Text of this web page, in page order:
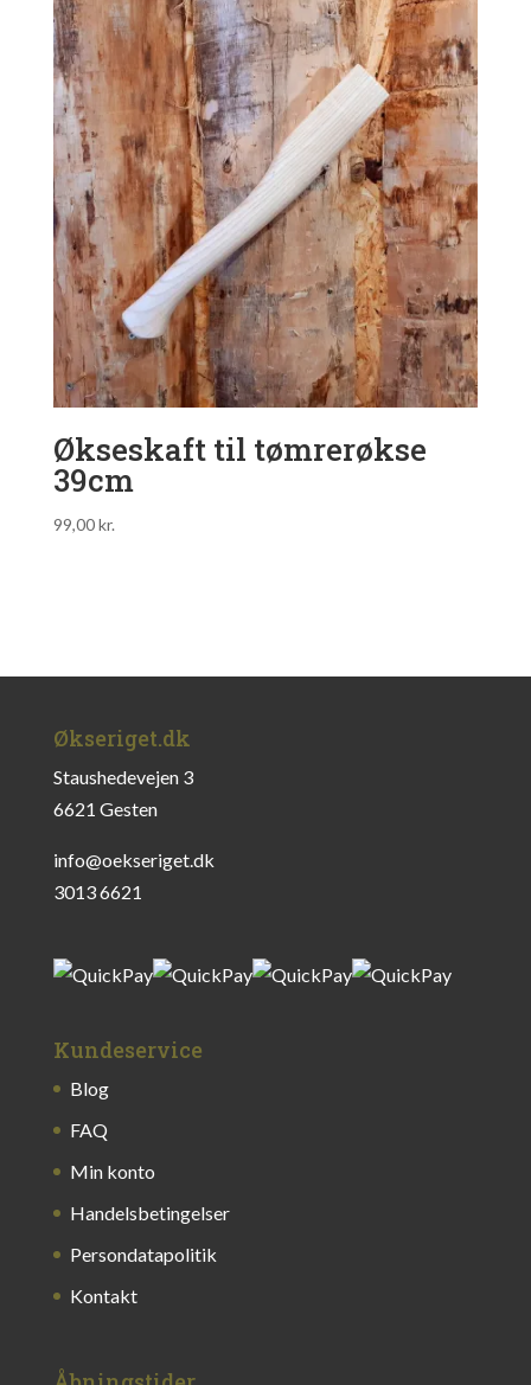
Økseskaft til tømrerøkse
39cm
99,00kr.
Økseriget.dk
Staushedevejen 3
6621 Gesten
info@oekseriget.dk
3013 6621
Kundeservice
Blog
FAQ
Min konto
Handelsbetingelser
Persondatapolitik
Kontakt